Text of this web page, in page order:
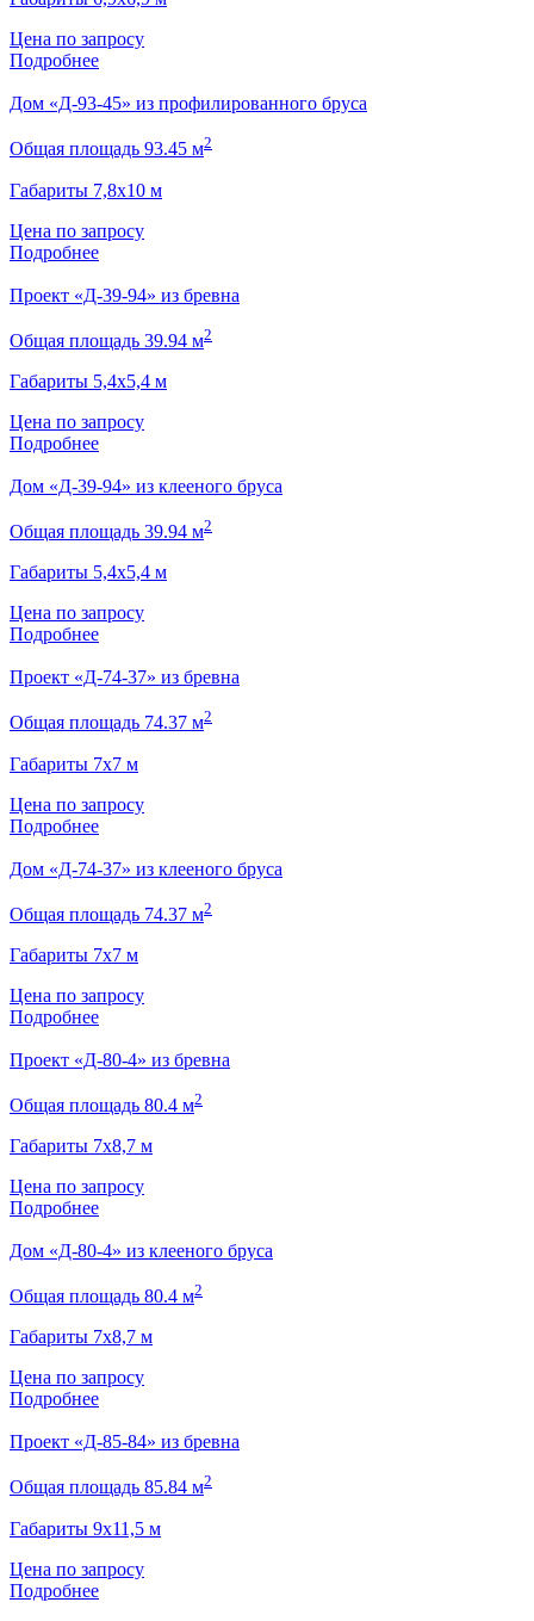
Цена по запросу
Подробнее
Дом «Д-93-45» из профилированного бруса
Общая площадь 93.45 м2
Габариты 7,8х10 м
Цена по запросу
Подробнее
Проект «Д-39-94» из бревна
Общая площадь 39.94 м2
Габариты 5,4х5,4 м
Цена по запросу
Подробнее
Дом «Д-39-94» из клееного бруса
Общая площадь 39.94 м2
Габариты 5,4х5,4 м
Цена по запросу
Подробнее
Проект «Д-74-37» из бревна
Общая площадь 74.37 м2
Габариты 7х7 м
Цена по запросу
Подробнее
Дом «Д-74-37» из клееного бруса
Общая площадь 74.37 м2
Габариты 7х7 м
Цена по запросу
Подробнее
Проект «Д-80-4» из бревна
Общая площадь 80.4 м2
Габариты 7х8,7 м
Цена по запросу
Подробнее
Дом «Д-80-4» из клееного бруса
Общая площадь 80.4 м2
Габариты 7х8,7 м
Цена по запросу
Подробнее
Проект «Д-85-84» из бревна
Общая площадь 85.84 м2
Габариты 9х11,5 м
Цена по запросу
Подробнее